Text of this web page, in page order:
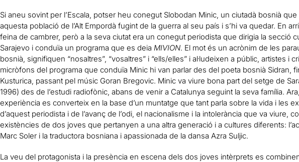
Si aneu sovint per l’Escala, potser heu conegut Slobodan Minic, un ciutadà bosnià que
aquesta població de l’Alt Empordà fugint de la guerra al seu país i s’hi va quedar. En
feina de cambrer, però a la seva ciutat era un conegut periodista que dirigia la secció
Sarajevo i conduïa un programa que es deia MIVION. El mot és un acrònim de les
bosnià, signifiquen “nosaltres”, “vosaltres” i “ells/elles” i al·ludeixen a públic, artistes i
micròfons del programa que conduïa Minic hi van parlar des del poeta bosnià Sidran,
Kusturica, passant pel músic Goran Bregovic. Minic va viure bona part del setge de
1996) des de l’estudi radiofònic, abans de venir a Catalunya seguint la seva família.
experiència es converteix en la base d’un muntatge que tant parla sobre la vida i les
d’aquest periodista i de l’avanç de l’odi, el nacionalisme i la intolerància que va viure,
existències de dos joves que pertanyen a una altra generació i a cultures diferents:
Marc Soler i la traductora bosniana i apassionada de la dansa Azra Suljic.
La veu del protagonista i la presència en escena dels dos joves intèrprets es